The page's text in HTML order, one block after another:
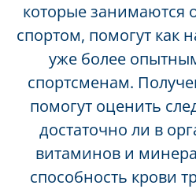
которые занимаются
спортом, помогут как
уже более
спортсменам.
помогут оценить
достаточно ли в
витаминов и
способность крови